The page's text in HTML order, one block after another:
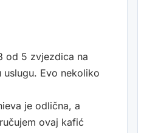
od 5 zvjezdica na
Evo nekoliko
je odlična, a
ovaj kafić